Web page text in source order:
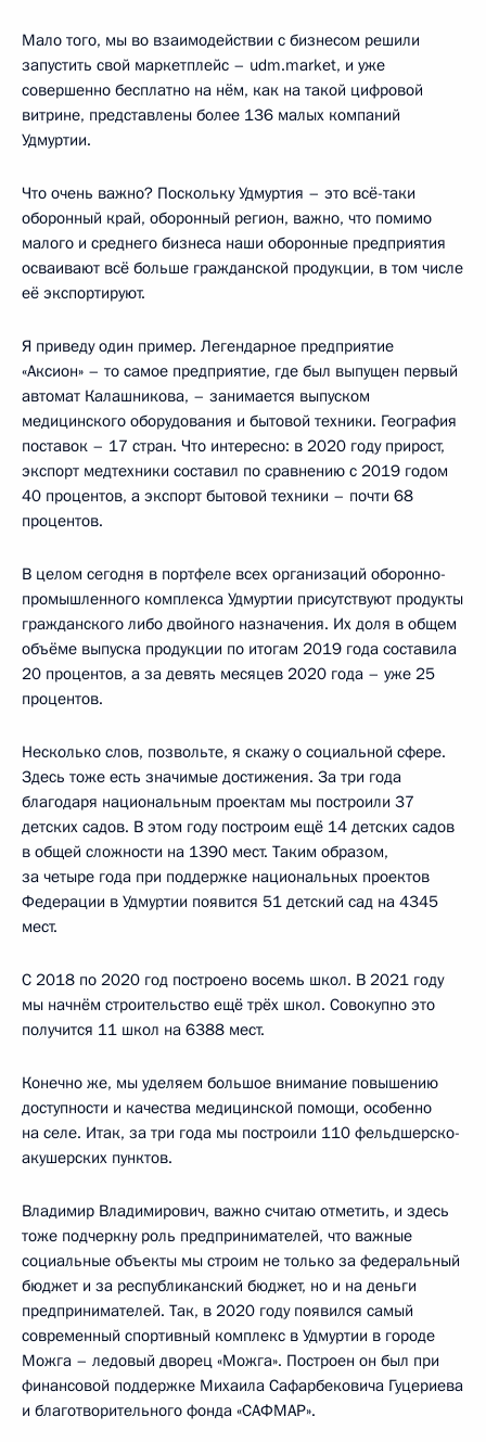
Мало того, мы во взаимодействии с бизнесом решили
запустить свой маркетплейс – udm.market, и уже
совершенно бесплатно на нём, как на такой цифровой
витрине, представлены более 136 малых компаний
Удмуртии.
Что очень важно? Поскольку Удмуртия – это всё-таки
оборонный край, оборонный регион, важно, что помимо
малого и среднего бизнеса наши оборонные предприятия
осваивают всё больше гражданской продукции, в том числе
её экспортируют.
Я приведу один пример. Легендарное предприятие
«Аксион» – то самое предприятие, где был выпущен первый
автомат Калашникова, – занимается выпуском
медицинского оборудования и бытовой техники. География
поставок – 17 стран. Что интересно: в 2020 году прирост,
экспорт медтехники составил по сравнению с 2019 годом
40 процентов, а экспорт бытовой техники – почти 68
процентов.
В целом сегодня в портфеле всех организаций оборонно-
промышленного комплекса Удмуртии присутствуют продукты
гражданского либо двойного назначения. Их доля в общем
объёме выпуска продукции по итогам 2019 года составила
20 процентов, а за девять месяцев 2020 года – уже 25
процентов.
Несколько слов, позвольте, я скажу о социальной сфере.
Здесь тоже есть значимые достижения. За три года
благодаря национальным проектам мы построили 37
детских садов. В этом году построим ещё 14 детских садов
в общей сложности на 1390 мест. Таким образом,
за четыре года при поддержке национальных проектов
Федерации в Удмуртии появится 51 детский сад на 4345
мест.
С 2018 по 2020 год построено восемь школ. В 2021 году
мы начнём строительство ещё трёх школ. Совокупно это
получится 11 школ на 6388 мест.
Конечно же, мы уделяем большое внимание повышению
доступности и качества медицинской помощи, особенно
на селе. Итак, за три года мы построили 110 фельдшерско-
акушерских пунктов.
Владимир Владимирович, важно считаю отметить, и здесь
тоже подчеркну роль предпринимателей, что важные
социальные объекты мы строим не только за федеральный
бюджет и за республиканский бюджет, но и на деньги
предпринимателей. Так, в 2020 году появился самый
современный спортивный комплекс в Удмуртии в городе
Можга – ледовый дворец «Можга». Построен он был при
финансовой поддержке Михаила Сафарбековича Гуцериева
и благотворительного фонда «САФМАР».